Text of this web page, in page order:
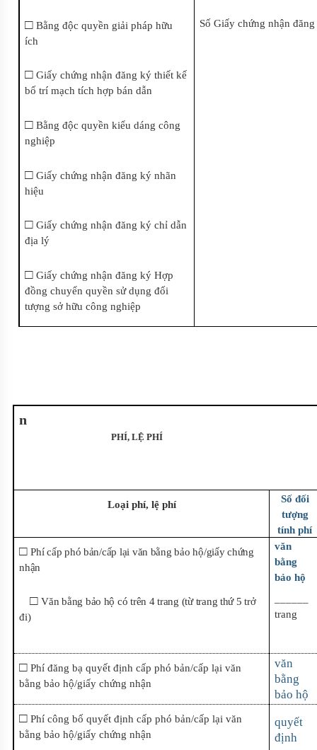
□ Bằng độc quyền giải pháp hữu
ích
□ Giấy chứng nhận đăng ký thiết kế
bố trí mạch tích hợp bán dẫn
□ Bằng độc quyền kiểu dáng công
nghiệp
□ Giấy chứng nhận đăng ký nhãn
hiệu
□ Giấy chứng nhận đăng ký chỉ dẫn
địa lý
□ Giấy chứng nhận đăng ký Hợp
đồng chuyển quyền sử dụng đối
tượng sở hữu công nghiệp
Số Giấy chứng nhận
n
PHÍ, LỆ PHÍ
Loại phí, lệ phí
Số đối
tượng
tính phí
□ Phí cấp phó bản/cấp lại văn bằng bảo hộ/giấy chứng
nhận
□ Văn bằng bảo hộ có trên 4 trang (từ trang thứ 5 trở
đi)
văn
bằng
bảo hộ
trang
□ Phí đăng bạ quyết định cấp phó bản/cấp lại văn
bằng bảo hộ/giấy chứng nhận
văn
bằng
bảo hộ
□ Phí công bố quyết định cấp phó bản/cấp lại văn
bằng bảo hộ/giấy chứng nhận
quyết
định